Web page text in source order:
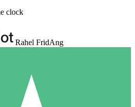
clock
Rahel FridAng